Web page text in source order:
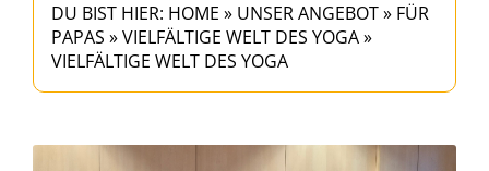
DU BIST HIER: HOME » UNSER ANGEBOT» FÜR
PAPAS »VIELFÄLTIGE WELT DES YOGA»
VIELFÄLTIGE WELT DES YOGA